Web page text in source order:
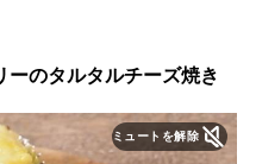
ーのタルタルチーズ焼き
ミュートを解除